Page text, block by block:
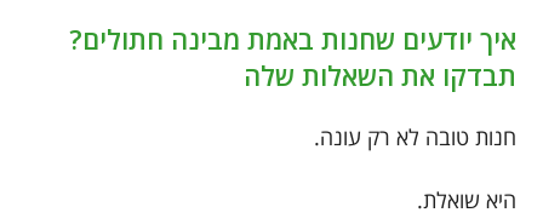
איך יודעים שחנות באמת מבינה חתולים?
תבדקו את השאלות שלה
חנות טובה לא רק עונה.
היא שואלת.